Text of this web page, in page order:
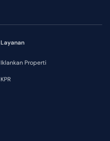
Layanan
Iklankan Properti
KPR